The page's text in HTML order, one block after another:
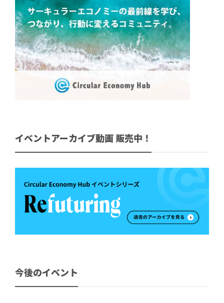
イベントアーカイブ動画 販売中！
今後のイベント